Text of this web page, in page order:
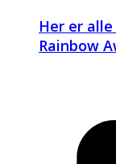
Her er
Rainbow